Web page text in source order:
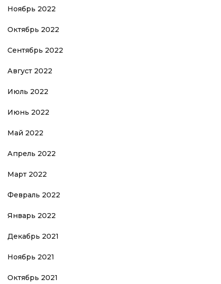
Ноябрь 2022
Октябрь 2022
Сентябрь 2022
Август 2022
Июль 2022
Июнь 2022
Май 2022
Апрель 2022
Март 2022
Февраль 2022
Январь 2022
Декабрь 2021
Ноябрь 2021
Октябрь 2021